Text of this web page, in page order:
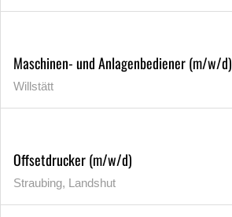
Maschinen- und Anlagenbediener (m/w/d)
Willstätt
Offsetdrucker (m/w/d)
Straubing, Landshut